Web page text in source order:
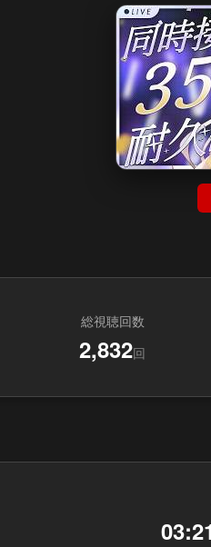
総視聴回数
2,832回